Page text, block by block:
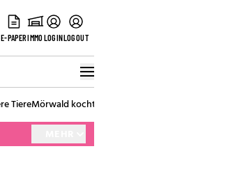
E-PAPERIMMOLOGINLOGOUT
TiereMörwald kocht